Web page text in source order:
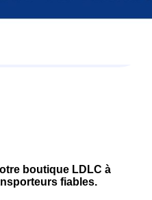
boutique LDLC à
fiables.